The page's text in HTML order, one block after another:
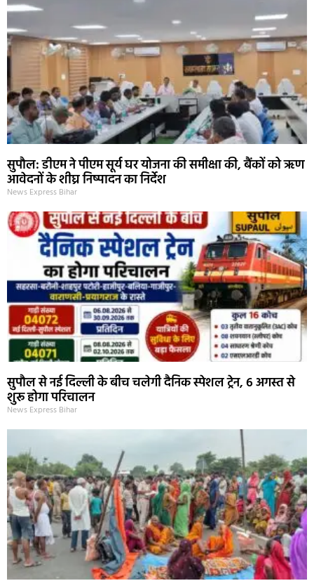
सुपौल: डीएम ने पीएम सूर्य घर योजना की समीक्षा की, बैंकों को ऋण
आवेदनों के शीघ्र निष्पादन का निर्देश
News Express Bihar
सुपौल से नई दिल्ली के बीच चलेगी दैनिक स्पेशल ट्रेन, 6 अगस्त से
शुरू होगा परिचालन
News Express Bihar